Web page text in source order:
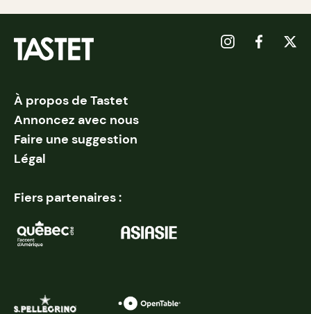
À propos de Tastet
Annoncez avec nous
Faire une suggestion
Légal
Fiers partenaires :